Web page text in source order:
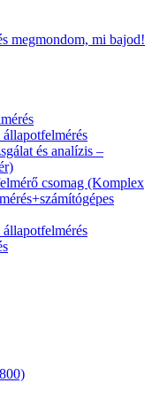
megmondom, mi bajod!
és analízis –
csomag (Komplex